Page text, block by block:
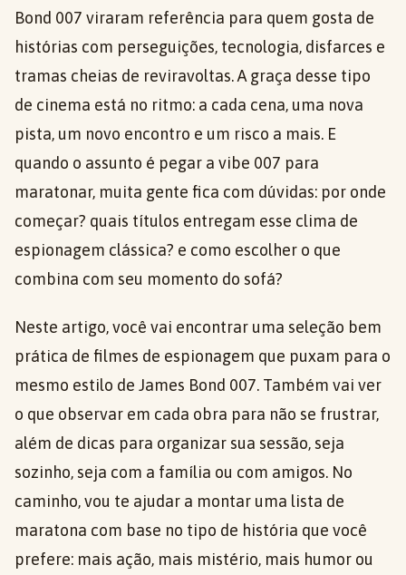
Bond 007 viraram referência para quem gosta de
histórias com perseguições, tecnologia, disfarces e
tramas cheias de reviravoltas. A graça desse tipo
de cinema está no ritmo: a cada cena, uma nova
pista, um novo encontro e um risco a mais. E
quando o assunto é pegar a vibe 007 para
maratonar, muita gente fica com dúvidas: por onde
começar? quais títulos entregam esse clima de
espionagem clássica? e como escolher o que
combina com seu momento do sofá?
Neste artigo, você vai encontrar uma seleção bem
prática de filmes de espionagem que puxam para o
mesmo estilo de James Bond 007. Também vai ver
o que observar em cada obra para não se frustrar,
além de dicas para organizar sua sessão, seja
sozinho, seja com a família ou com amigos. No
caminho, vou te ajudar a montar uma lista de
maratona com base no tipo de história que você
prefere: mais ação, mais mistério, mais humor ou